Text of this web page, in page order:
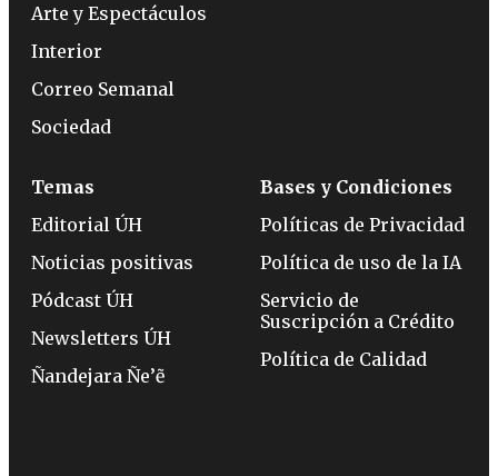
Arte y Espectáculos
Interior
Correo Semanal
Sociedad
Temas
Editorial ÚH
Noticias positivas
Pódcast ÚH
Newsletters ÚH
Ñandejara Ñe’ẽ
Bases y Condiciones
Políticas de Privacidad
Política de uso de la IA
Servicio de
Suscripción a Crédito
Política de Calidad